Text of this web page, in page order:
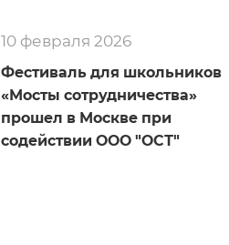
10 февраля 2026
Фестиваль для школьников
«Мосты сотрудничества»
прошел в Москве при
содействии ООО "ОСТ"